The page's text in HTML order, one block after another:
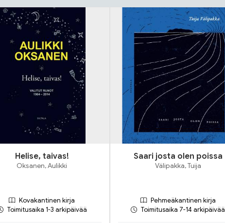
Helise, taivas!
Oksanen, Aulikki
Kovakantinen kirja
Toimitusaika 1-3 arkipäivää
Saari josta olen poissa
Välipakka, Tuija
Pehmeäkantinen kirja
Toimitusaika 7-14 arkipäivää